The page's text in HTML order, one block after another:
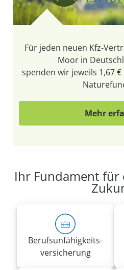
Für jeden neuen Kfz-
Moor in
spenden wir jeweils 1,67
Mehr
Ihr Fundament für
Berufs­unfähigkeits­
versicherung